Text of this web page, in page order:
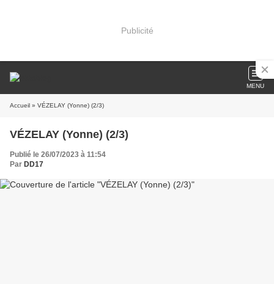
Publicité
MENU
Accueil » VÉZELAY (Yonne) (2/3)
VÉZELAY (Yonne) (2/3)
Publié le 26/07/2023 à 11:54
Par DD17